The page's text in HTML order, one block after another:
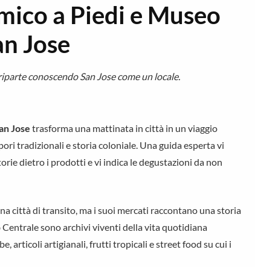
a Piedi e Museo
Jose
conoscendo San Jose come un locale.
Jose trasforma una mattinata in città in un viaggio
tradizionali e storia coloniale. Una guida esperta vi
dietro i prodotti e vi indica le degustazioni da non
città di transito, ma i suoi mercati raccontano una storia
sono archivi viventi della vita quotidiana
articoli artigianali, frutti tropicali e street food su cui i